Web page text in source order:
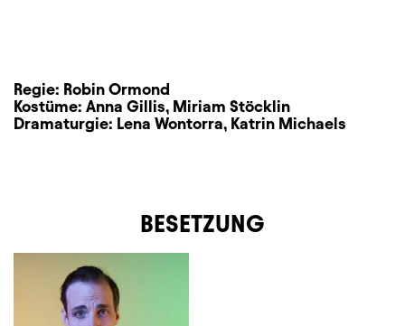
Regie: Robin Ormond
Kostüme: Anna Gillis, Miriam Stöcklin
Dramaturgie: Lena Wontorra, Katrin Michaels
BESETZUNG